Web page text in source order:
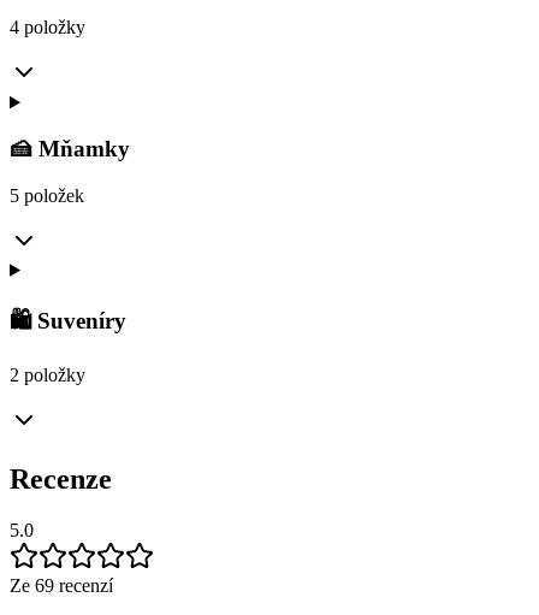
4 položky
🍰 Mňamky
5 položek
🛍️ Suveníry
2 položky
Recenze
5.0
Ze 69 recenzí